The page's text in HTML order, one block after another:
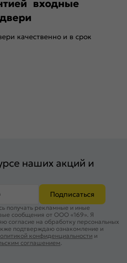
входные
качественно и в срок
наших акций и
Подписаться
получать рекламные и иные
сообщения от ООО «169». Я
согласие на обработку персональных
подтверждаю ознакомление и
конфиденциальности и
соглашением